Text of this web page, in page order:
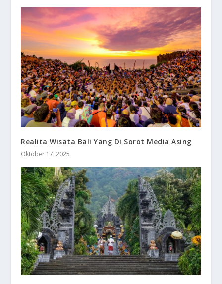
Realita Wisata Bali Yang Di Sorot Media Asing
Oktober 17, 2025